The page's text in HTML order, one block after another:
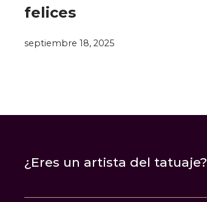
felices
septiembre 18, 2025
¿Eres un artista del tatuaje?